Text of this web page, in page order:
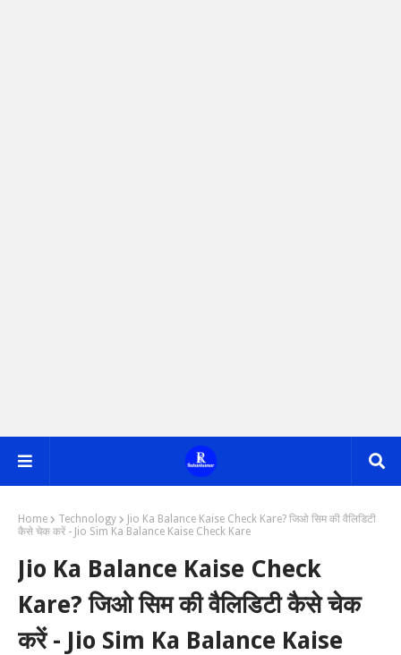
Home Technology
Jio Ka Balance Kaise Check Kare? जिओ सिम की वैलिडिटी
कैसे चेक करें - Jio Sim Ka Balance Kaise Check Kare
Jio Ka Balance Kaise Check
Kare? जिओ सिम की वैलिडिटी कैसे चेक
करें - Jio Sim Ka Balance Kaise